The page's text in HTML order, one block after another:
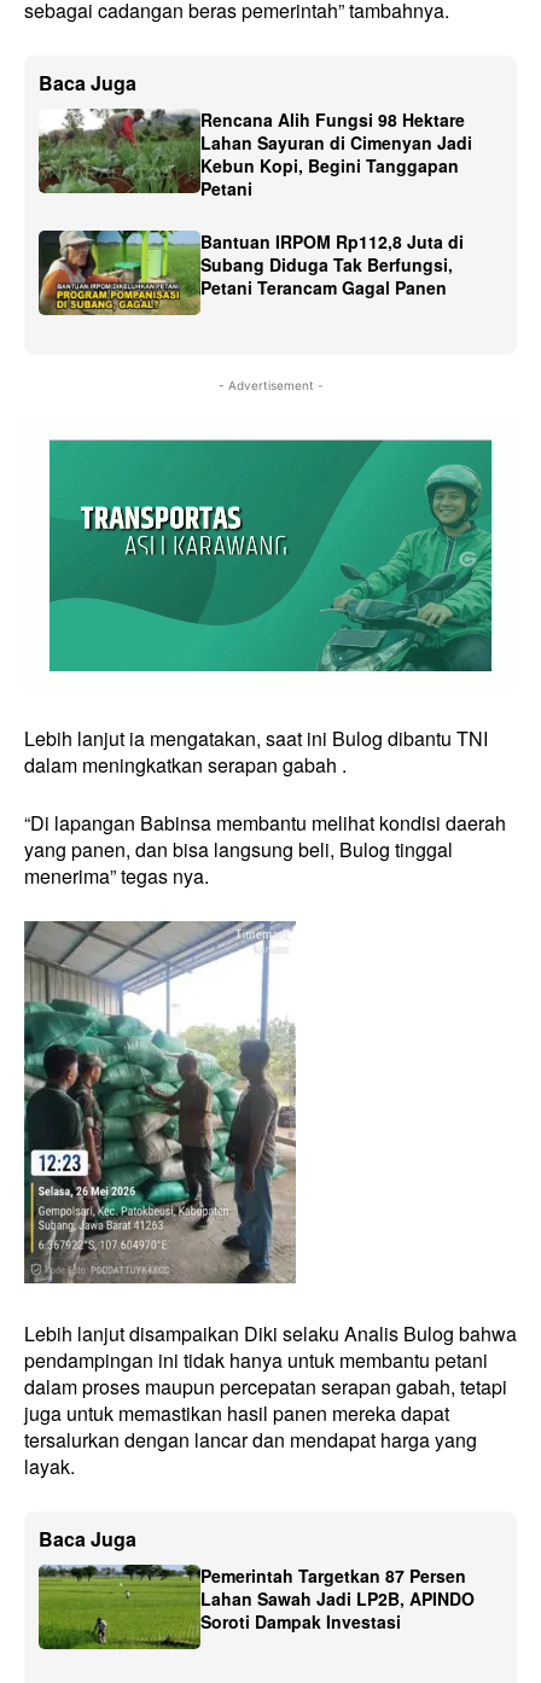
sebagai cadangan beras pemerintah” tambahnya.
Baca Juga
Rencana Alih Fungsi 98 Hektare
Lahan Sayuran di Cimenyan Jadi
Kebun Kopi, Begini Tanggapan
Petani
Bantuan IRPOM Rp112,8 Juta di
Subang Diduga Tak Berfungsi,
Petani Terancam Gagal Panen
- Advertisement -
Lebih lanjut ia mengatakan, saat ini Bulog dibantu TNI
dalam meningkatkan serapan gabah .
“Di lapangan Babinsa membantu melihat kondisi daerah
yang panen, dan bisa langsung beli, Bulog tinggal
menerima” tegas nya.
Lebih lanjut disampaikan Diki selaku Analis Bulog bahwa
pendampingan ini tidak hanya untuk membantu petani
dalam proses maupun percepatan serapan gabah, tetapi
juga untuk memastikan hasil panen mereka dapat
tersalurkan dengan lancar dan mendapat harga yang
layak.
Baca Juga
Pemerintah Targetkan 87 Persen
Lahan Sawah Jadi LP2B, APINDO
Soroti Dampak Investasi